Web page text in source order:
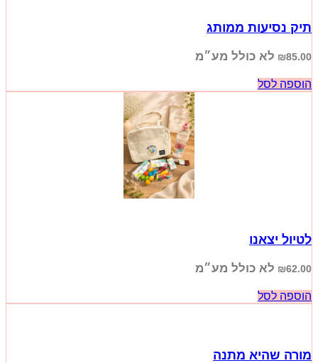
תיק נסיעות ממותג
₪85.00 לא כולל מע״מ
הוספה לסל
לטיול יצאנו
₪62.00 לא כולל מע״מ
הוספה לסל
מורה שהיא מתנה